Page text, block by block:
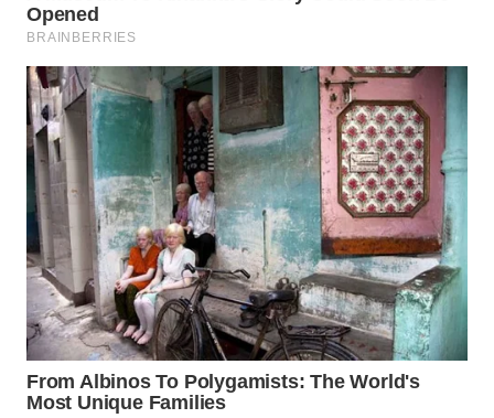
WN
NIAS
WN
LANGKAT
WN
TAPANULI
SELATAN
WN
TANJUNG
LESUNG
WN
KARO